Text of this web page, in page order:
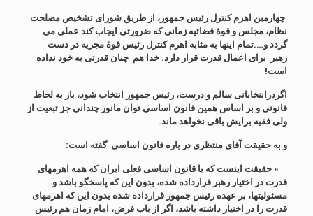
چهارمین اهرم کنترل رئیس جمهور، از طریق شورای تشخیص مصلحت
نظام، مجلس و قوۀ قضائیه زمانی که ضرورتی ایجاب کند عملی می
گردد و….تمام اینها به مثابه اهرم کنترل رئیس قوۀ مجریه در دست
رهبر برای اعمال قدرت قرار دارد. خدا هم چنان قدرتی به خود نداده
است!
اگردرانتخاباتی سالم و درست، رئیس جمهور انتخاب شود، باز به لحاظ
قانونی و بر اساس همین قانون اساسی توان مانور چندانی جز تبعیت از
ولی فقیه برایش باقی نخواهد ماند.
و به حقیقت آقای منتظری در باره قانون اساسی گفته است:
« حقیقت اینست که با قانون اساسی فعلی ایران که همه اهرمهای
قدرت در اختیار رهبر قرارداده شده، بدون این که پاسخگو باشد و
مسئولیتها، بر عهده رئیس جمهور قرارداده شده بدون این که اهرمهای
قدرت را در اختیار داشته باشد، اگر از باب فرض، امام زمان هم رئیس